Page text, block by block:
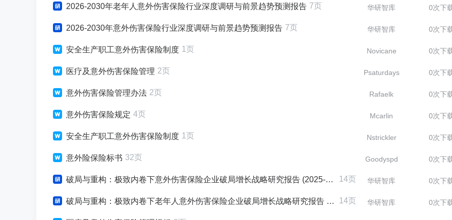
2026-2030年老年人意外伤害保险行业深度调研与前景趋势预测报告 7页 华研智库 0次下
2026-2030年意外伤害保险行业深度调研与前景趋势预测报告 7页 华研智库 0次下
安全生产职工意外伤害保险制度 1页 Novicane 0次下
医疗及意外伤害保险管理 2页 Psaturdays 0次下
意外伤害保险管理办法 2页 Rafaelk 0次下
意外伤害保险规定 4页 Mcarlin 0次下
安全生产职工意外伤害保险制度 1页 Nstrickler 0次下
意外险保险标书 32页 Goodyspd 0次下
破局与重构：极致内卷下意外伤害保险企业破局增长战略研究报告 (2025-2030版) 14页 华研智库 0次下
破局与重构：极致内卷下老年人意外伤害保险企业破局增长战略研究报告 (2025-2030版) 14页 华研智库 0次下